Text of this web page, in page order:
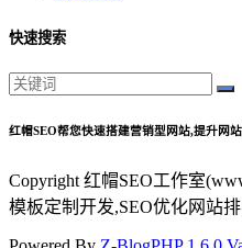
快速搜索
红帽SEO帮您快速搭建营销型网站,提升网
Copyright 红帽SEO工作室
模板定制开发,SEO优化网站